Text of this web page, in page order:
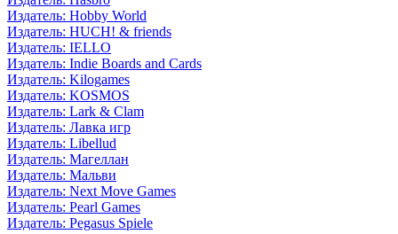
Издатель: Hobby World
Издатель: HUCH! & friends
Издатель: IELLO
Издатель: Indie Boards and Cards
Издатель: Kilogames
Издатель: KOSMOS
Издатель: Lark & Clam
Издатель: Лавка игр
Издатель: Libellud
Издатель: Магеллан
Издатель: Мальви
Издатель: Next Move Games
Издатель: Pearl Games
Издатель: Pegasus Spiele